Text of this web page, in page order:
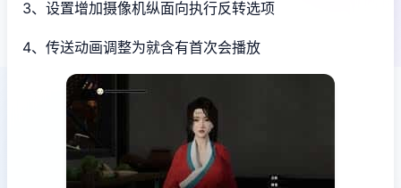
3、设置增加摄像机纵面向执行反转选项
4、传送动画调整为就含有首次会播放